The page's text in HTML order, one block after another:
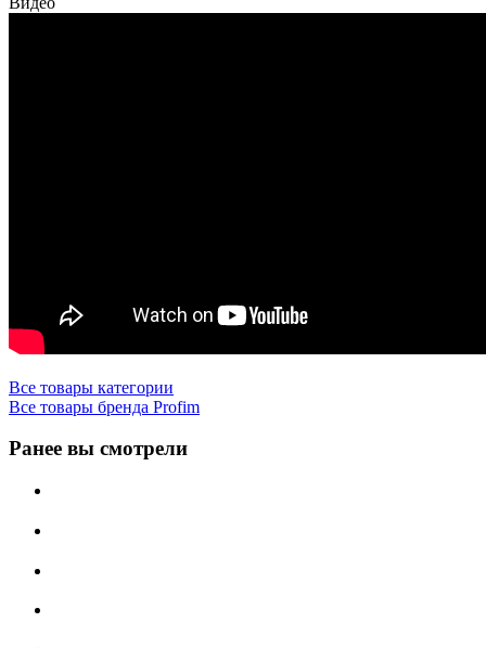
Все товары категории
Все товары бренда Profim
Ранее вы смотрели